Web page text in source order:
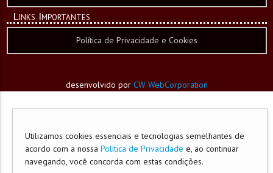
Links Importantes
Política de Privacidade e Cookies
desenvolvido por CW WebCorporation
Utilizamos cookies essenciais e tecnologias semelhantes de
acordo com a nossa Política de Privacidade e, ao continuar
navegando, você concorda com estas condições.